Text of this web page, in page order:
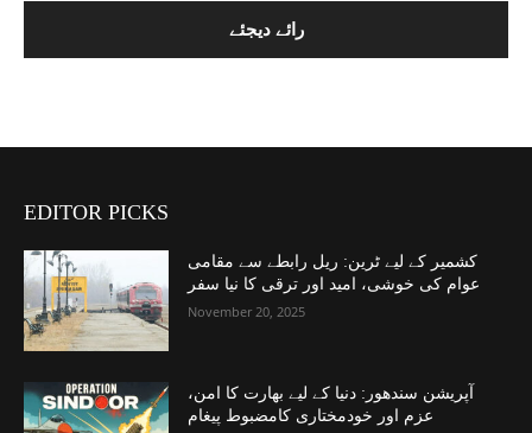
EDITOR PICKS
کشمیر کے لیے ٹرین: ریل رابطے سے مقامی
عوام کی خوشی، امید اور ترقی کا نیا سفر
November 20, 2025
آپریشن سندھور: دنیا کے لیے بھارت کا امن،
عزم اور خودمختاری کامضبوط پیغام